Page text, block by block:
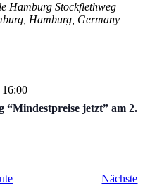
Hamburg Stockflethweg
Hamburg, Germany
“Mindestpreise jetzt” am 2.
16:00
Nächste